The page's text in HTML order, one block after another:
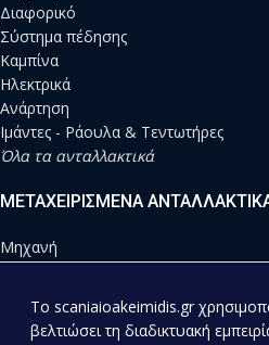
Διαφορικό
Σύστημα πέδησης
Καμπίνα
Ηλεκτρικά
Ανάρτηση
Ιμάντες - Ράουλα & Τεντωτήρες
Όλα τα ανταλλακτικά
ΜΕΤΑΧΕΙΡΙΣΜΕΝΑ
Μηχανή
Καμπίνα
To scaniaioakeimidis.gr
βελτιώσει τη διαδικτυακή